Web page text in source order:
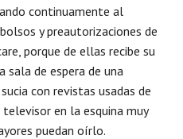
continuamente al
y preautorizaciones de
porque de ellas recibe su
sala de espera de una
con revistas usadas de
televisor en la esquina muy
puedan oírlo.